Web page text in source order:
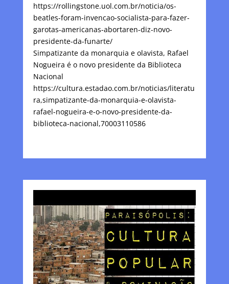
https://rollingstone.uol.com.br/noticia/os-
beatles-foram-invencao-socialista-para-fazer-
garotas-americanas-abortaren-diz-novo-
presidente-da-funarte/
Simpatizante da monarquia e olavista, Rafael
Nogueira é o novo presidente da Biblioteca
Nacional
https://cultura.estadao.com.br/noticias/literatu
ra,simpatizante-da-monarquia-e-olavista-
rafael-nogueira-e-o-novo-presidente-da-
biblioteca-nacional,70003110586